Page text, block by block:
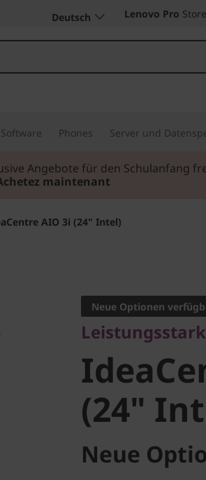
Deutsch Lenovo Pro
Software Phones Server und
leistungsstark, mobil.Jetzt
AIO 3i (24" Intel)
(24"
Neue Optionen
(24"
Neue